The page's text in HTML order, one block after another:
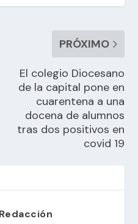
PRÓXIMO
El colegio Diocesano
de la capital pone en
cuarentena a una
docena de alumnos
tras dos positivos en
covid 19